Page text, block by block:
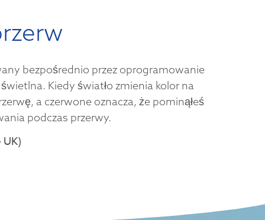
bezpośrednio przez oprogramowanie
Kiedy światło zmienia kolor na
a czerwone oznacza, że pominąłeś
podczas przerwy.